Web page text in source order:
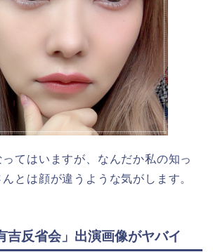
てはいますが、なんだか私の知っ
とは顔が違うような気がします。
吉反省会」出演画像がヤバイ